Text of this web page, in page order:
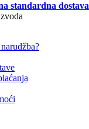
standardna dostava